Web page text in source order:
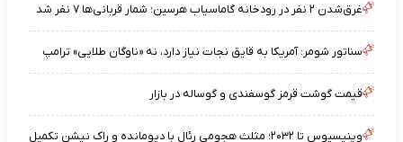
غرق‌شدن ۲ نفر در رودخانه گاماسیاب هرسین؛ شمار قربانی‌ها ۷ نفر شد
سناتور شومر: آمریکا به قایق نجات نیاز دارد، نه «ناوگان طلایی» ترامپ
قیمت گوشت قرمز گوسفندی و گوساله در بازار
وینیسیوس تا ۲۰۳۲؛ مثلث هجومی رئال با دیومانده و راک نیشن تکمیل